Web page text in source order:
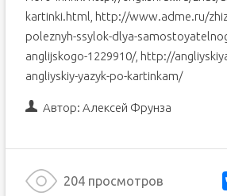
kartinki.html, http://www.adme.ru/
poleznyh-ssylok-dlya-
anglijskogo-1229910/, http://
angliyskiy-yazyk-po-kartinkam/
Автор: Алексей Фрунза
204 просмотров